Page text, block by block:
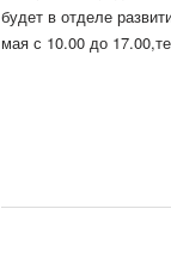
будет в отделе
мая с 10.00 до